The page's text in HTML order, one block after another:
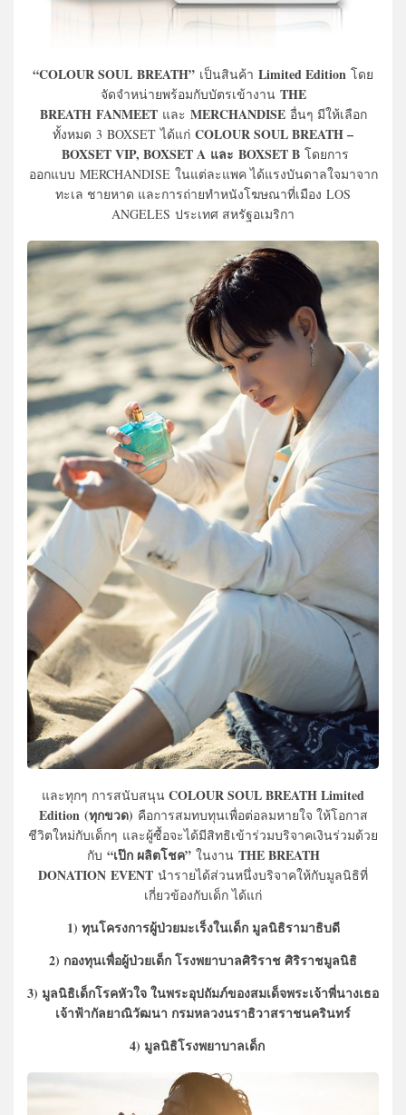
“COLOUR SOUL BREATH” เป็นสินค้า Limited Edition โดย
จัดจำหน่ายพร้อมกับบัตรเข้างาน THE
BREATHFANMEETและ MERCHANDISEอื่นๆ มีให้เลือก
ทั้งหมด 3 BOXSET ได้แก่ COLOUR SOUL BREATH –
BOXSET VIP, BOXSET A และ BOXSET B โดยการ
ออกแบบ MERCHANDISE ในแต่ละแพค ได้แรงบันดาลใจมาจาก
ทะเล ชายหาด และการถ่ายทำหนังโฆษณาที่เมือง LOS
ANGELES ประเทศ สหรัฐอเมริกา
และทุกๆ การสนับสนุน COLOUR SOUL BREATH Limited
Edition (ทุกขวด) คือการสมทบทุนเพื่อต่อลมหายใจ ให้โอกาส
ชีวิตใหม่กับเด็กๆ และผู้ซื้อจะได้มีสิทธิเข้าร่วมบริจาคเงินร่วมด้วย
กับ “เป๊ก ผลิตโชค”ในงาน THE BREATH
DONATION EVENT นำรายได้ส่วนหนึ่งบริจาคให้กับมูลนิธิที่
เกี่ยวข้องกับเด็ก ได้แก่
1) ทุนโครงการผู้ป่วยมะเร็งในเด็ก มูลนิธิรามาธิบดี
2) กองทุนเพื่อผู้ป่วยเด็ก โรงพยาบาลศิริราช ศิริราชมูลนิธิ
3) มูลนิธิเด็กโรคหัวใจ ในพระอุปถัมภ์ของสมเด็จพระเจ้าพี่นางเธอ
เจ้าฟ้ากัลยาณิวัฒนา กรมหลวงนราธิวาสราชนครินทร์
4) มูลนิธิโรงพยาบาลเด็ก